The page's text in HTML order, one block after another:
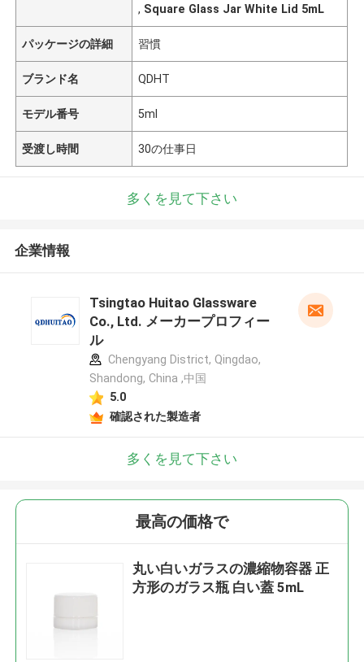
, Square Glass Jar White Lid 5mL
パッケージの詳細 習慣
ブランド名 QDHT
モデル番号 5ml
受渡し時間 30の仕事日
多くを見て下さい
企業情報
Tsingtao Huitao Glassware
Co., Ltd. メーカープロフィー
ル
Chengyang District, Qingdao,
Shandong, China ,中国
5.0
確認された製造者
多くを見て下さい
最高の価格で
丸い白いガラスの濃縮物容器 正
方形のガラス瓶 白い蓋 ​​5mL